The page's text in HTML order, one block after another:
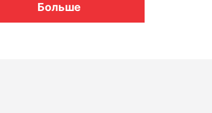
Больше